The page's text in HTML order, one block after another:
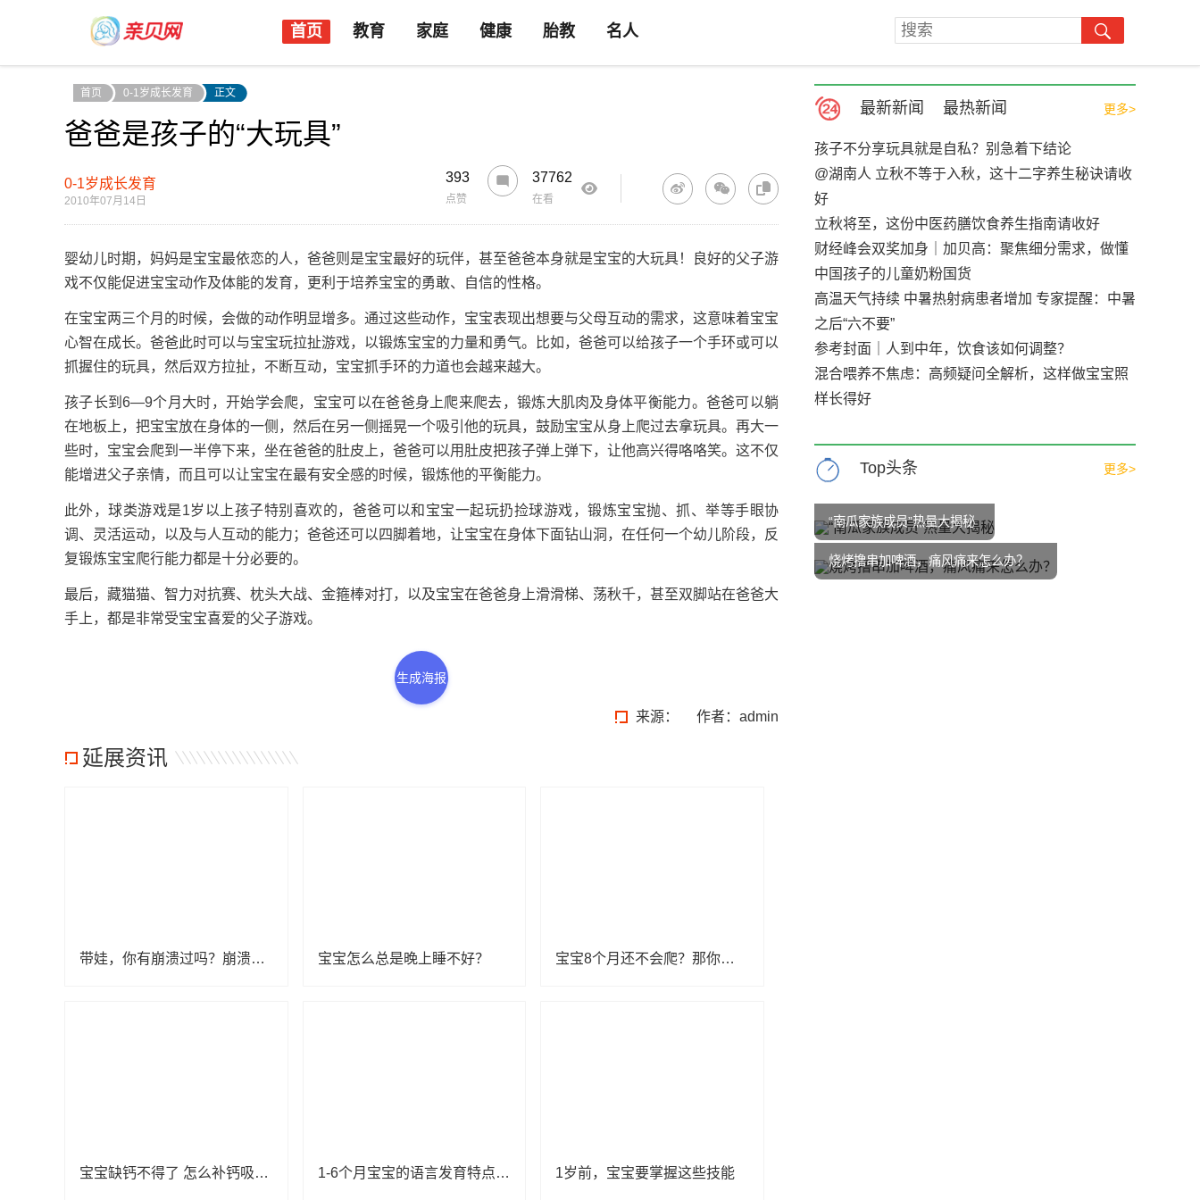
首页 教育 家庭 健康 胎教 名人
首页 0-1岁成长发育 正文
爸爸是孩子的“大玩具”
0-1岁成长发育
2010年07月14日
393
点赞
37762
在看
婴幼儿时期，妈妈是宝宝最依恋的人，爸爸则是宝宝最好的玩伴，甚至爸爸本身就是宝宝的大玩具！良好的父子游
戏不仅能促进宝宝动作及体能的发育，更利于培养宝宝的勇敢、自信的性格。
在宝宝两三个月的时候，会做的动作明显增多。通过这些动作，宝宝表现出想要与父母互动的需求，这意味着宝宝
心智在成长。爸爸此时可以与宝宝玩拉扯游戏，以锻炼宝宝的力量和勇气。比如，爸爸可以给孩子一个手环或可以
抓握住的玩具，然后双方拉扯，不断互动，宝宝抓手环的力道也会越来越大。
孩子长到6—9个月大时，开始学会爬，宝宝可以在爸爸身上爬来爬去，锻炼大肌肉及身体平衡能力。爸爸可以躺
在地板上，把宝宝放在身体的一侧，然后在另一侧摇晃一个吸引他的玩具，鼓励宝宝从身上爬过去拿玩具。再大一
些时，宝宝会爬到一半停下来，坐在爸爸的肚皮上，爸爸可以用肚皮把孩子弹上弹下，让他高兴得咯咯笑。这不仅
能增进父子亲情，而且可以让宝宝在最有安全感的时候，锻炼他的平衡能力。
此外，球类游戏是1岁以上孩子特别喜欢的，爸爸可以和宝宝一起玩扔捡球游戏，锻炼宝宝抛、抓、举等手眼协
调、灵活运动，以及与人互动的能力；爸爸还可以四脚着地，让宝宝在身体下面钻山洞，在任何一个幼儿阶段，反
复锻炼宝宝爬行能力都是十分必要的。
最后，藏猫猫、智力对抗赛、枕头大战、金箍棒对打，以及宝宝在爸爸身上滑滑梯、荡秋千，甚至双脚站在爸爸大
手上，都是非常受宝宝喜爱的父子游戏。
生成海报
来源： 作者：admin
延展资讯
带娃，你有崩溃过吗？崩溃以后该怎么办？ 宝宝怎么总是晚上睡不好？ 宝宝8个月还不会爬？那你一定要看看！
宝宝缺钙不得了 怎么补钙吸收好？ 1-6个月宝宝的语言发育特点是什么？ 1岁前，宝宝要掌握这些技能
最新新闻 最热新闻 更多>
孩子不分享玩具就是自私？别急着下结论
@湖南人 立秋不等于入秋，这十二字养生秘诀请收
好
立秋将至，这份中医药膳饮食养生指南请收好
财经峰会双奖加身｜加贝高：聚焦细分需求，做懂
中国孩子的儿童奶粉国货
高温天气持续 中暑热射病患者增加 专家提醒：中暑
之后“六不要”
参考封面｜人到中年，饮食该如何调整？
混合喂养不焦虑：高频疑问全解析，这样做宝宝照
样长得好
Top头条 更多>
“南瓜家族成员”热量大揭秘
烧烤撸串加啤酒，痛风痛来怎么办？